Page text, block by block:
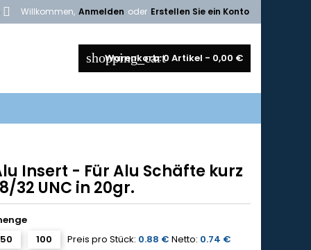
Willkommen, Anmelden oder Erstellen Sie ein Konto

shopping_cart
Warenkorb:0 Artikel - 0,00 €
Insert - Für Alu Schäfte kurz
32 UNC in 20gr.
50 100 Preis pro Stück: 0.88 € Netto: 0.74 €